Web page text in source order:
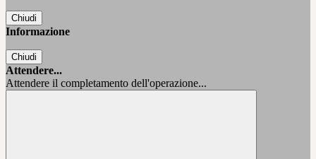
Chiudi
Informazione
Chiudi
Attendere...
Attendere il completamento dell'operazione...